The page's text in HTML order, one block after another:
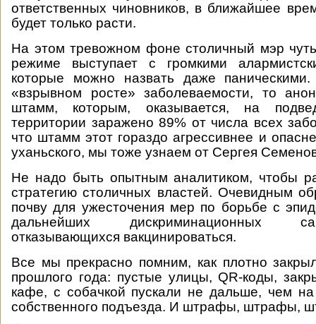
ответственных чиновников, в ближайшее
будет только расти.
На этом тревожном фоне столичный мэр
режиме выступает с громкими
которые можно назвать даже
«взрывном росте» заболеваемости, то
штамм, которым, оказывается, на
территории заражено 89% от числа всех
что штамм этот гораздо агрессивнее и
уханьского, мы тоже узнаем от Сергея
Не надо быть опытным аналитиком, чтобы
стратегию столичных властей. Очевидным
почву для ужесточения мер по борьбе с
дальнейших дискриминационных
отказывающихся вакцинироваться.
Все мы прекрасно помним, как плотно
прошлого года: пустые улицы, QR-коды,
кафе, с собачкой пускали не дальше, чем
собственного подъезда. И штрафы, штрафы,